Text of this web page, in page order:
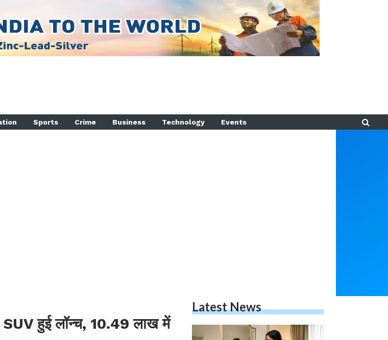
Sports Crime Business Technology Events
हुई लॉन्च, 10.49 लाख में
Latest News